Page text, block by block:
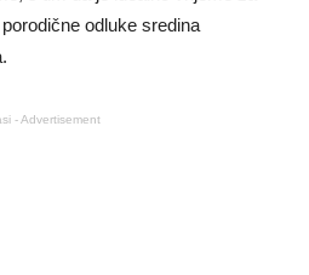
odluke sredina
- Advertisement